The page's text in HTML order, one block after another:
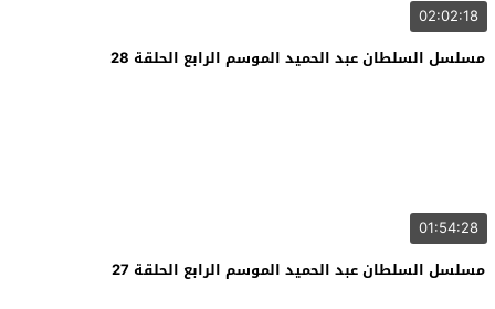
02:02:18
مسلسل السلطان عبد الحميد الموسم الرابع الحلقة 28
01:54:28
مسلسل السلطان عبد الحميد الموسم الرابع الحلقة 27